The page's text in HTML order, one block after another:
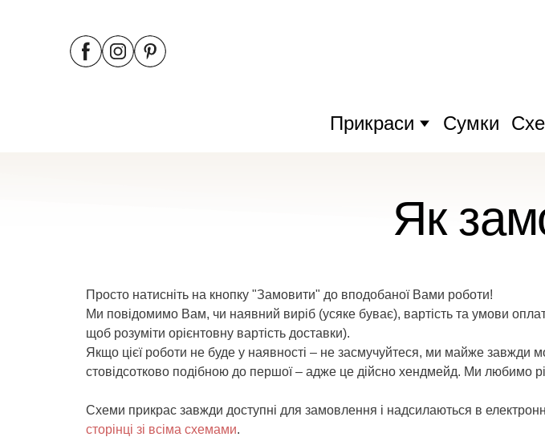
Прикраси Сумки
Як
Просто натисніть на кнопку "Замовити" до вподобаної Вами роботи!
Ми повідомимо Вам, чи наявний виріб (усяке буває), вартість та умови
щоб розуміти орієнтовну вартість доставки).
Якщо цієї роботи не буде у наявності – не засмучуйтеся, ми майже завжди
стовідсотково подібною до першої – адже це дійсно хендмейд. Ми любимо
Схеми прикрас завжди доступні для замовлення і надсилаються в
сторінці зі всіма схемами.